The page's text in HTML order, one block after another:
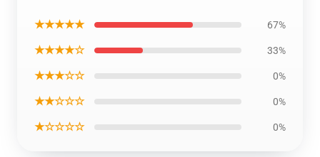
★★★★★ 67%
★★★★☆ 33%
★★★☆☆ 0%
★★☆☆☆ 0%
★☆☆☆☆ 0%